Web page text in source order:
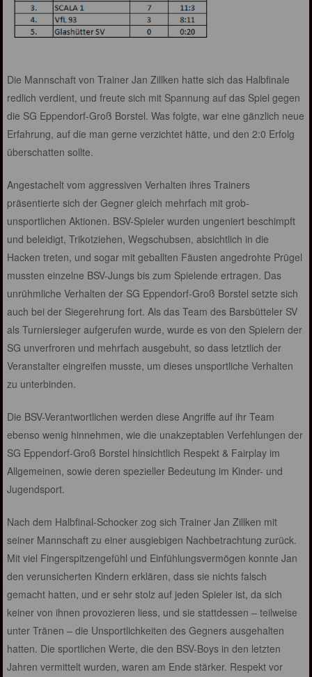
Die Mannschaft von Trainer Jan Zillken hatte sich das Halbfinale
redlich verdient, und freute sich mit Spannung auf das Spiel gegen
die SG Eppendorf-Groß Borstel. Was folgte, war eine gänzlich neue
Erfahrung, auf die man gerne verzichtet hätte, und den 2:0 Erfolg
überschatten sollte.
Angestachelt vom aggressiven Verhalten ihres Trainers
präsentierte sich der Gegner gleich mehrfach mit grob-
unsportlichen Aktionen. BSV-Spieler wurden ungeniert beschimpft
und beleidigt, Trikotziehen, Wegschubsen, absichtlich in die
Hacken treten, und sogar mit geballten Fäusten angedrohte Prügel
mussten einzelne BSV-Jungs bis zum Spielende ertragen. Das
unrühmliche Verhalten der SG Eppendorf-Groß Borstel setzte sich
auch bei der Siegerehrung fort. Als das Team des Barsbütteler SV
als Turniersieger aufgerufen wurde, wurde es von den Spielern der
SG unverfroren und mehrfach ausgebuht, so dass letztlich der
Veranstalter eingreifen musste, um dieses unsportliche Verhalten
zu unterbinden.
Die BSV-Verantwortlichen werden diese Angriffe auf ihr Team
ebenso wenig hinnehmen, wie die unakzeptablen Verfehlungen der
SG Eppendorf-Groß Borstel hinsichtlich Respekt & Fairplay im
Allgemeinen, sowie deren spezieller Bedeutung im Kinder- und
Jugendsport.
Nach dem Halbfinal-Schocker zog sich Trainer Jan Zillken mit
seiner Mannschaft zu einer ausgiebigen Nachbetrachtung zurück.
Mit viel Fingerspitzengefühl und Einfühlungsvermögen konnte Jan
den verunsicherten Kindern erklären, dass sie nichts falsch
gemacht hatten, und er sehr stolz auf jeden Spieler ist, da sich
keiner von ihnen provozieren liess, und sie stattdessen – teilweise
unter Tränen – die Unsportlichkeiten des Gegners ausgehalten
hatten. Die sportlichen Werte, die den BSV-Boys in den letzten
Jahren vermittelt wurden, waren am Ende stärker. Respekt vor